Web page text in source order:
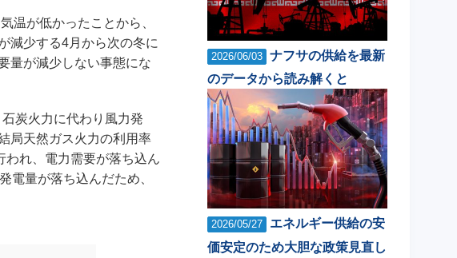
温が低かったことから、
減少する4月から次の冬に
量が減少しない事態にな
炭火力に代わり風力発
局天然ガス火力の利用率
われ、電力需要が落ち込ん
電量が落ち込んだため、
2026/06/03 ナフサの供給を最新
のデータから読み解くと
2026/05/27
エネルギー供給の安
価安定のため大胆な政策見直し